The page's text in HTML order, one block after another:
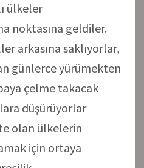
ülkeler
noktasına geldiler.
arkasına saklıyorlar,
günlerce yürümekten
çelme takacak
düşürüyorlar
olan ülkelerin
için ortaya